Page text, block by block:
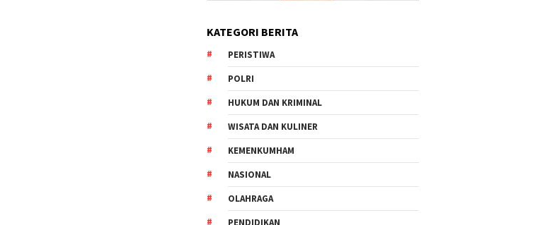
KATEGORI BERITA
PERISTIWA
POLRI
HUKUM DAN KRIMINAL
WISATA DAN KULINER
KEMENKUMHAM
NASIONAL
OLAHRAGA
PENDIDIKAN